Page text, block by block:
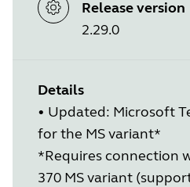
Release version
2.29.0
Details
• Updated: Microsoft
for the MS variant*
*Requires connection
370 MS variant